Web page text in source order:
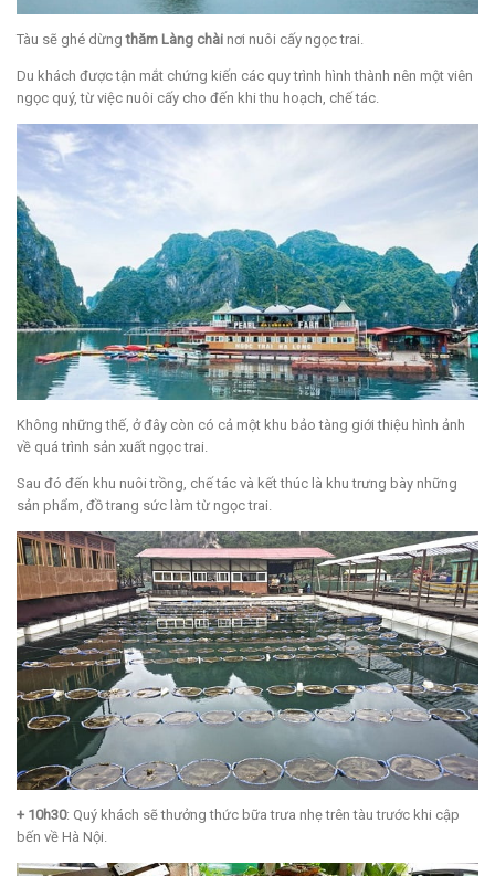
Tàu sẽ ghé dừngthăm Làng chài nơi nuôi cấy ngọc trai.
Du khách được tận mắt chứng kiến các quy trình hình thành nên một viên
ngọc quý, từ việc nuôi cấy cho đến khi thu hoạch, chế tác.
Không những thế, ở đây còn có cả một khu bảo tàng giới thiệu hình ảnh
về quá trình sản xuất ngọc trai.
Sau đó đến khu nuôi trồng, chế tác và kết thúc là khu trưng bày những
sản phẩm, đồ trang sức làm từ ngọc trai.
+ 10h30: Quý khách sẽ thưởng thức bữa trưa nhẹ trên tàu trước khi cập
bến về Hà Nội.